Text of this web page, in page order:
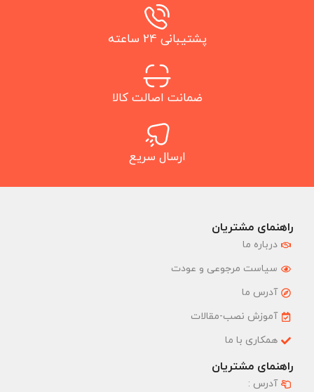
پشتیبانی 24 ساعته
ضمانت اصالت کالا
ارسال سریع
راهنمای مشتریان
درباره ما
سیاست مرجوعی و عودت
آدرس ما
آموزش نصب-مقالات
همکاری با ما
راهنمای مشتریان
آدرس :